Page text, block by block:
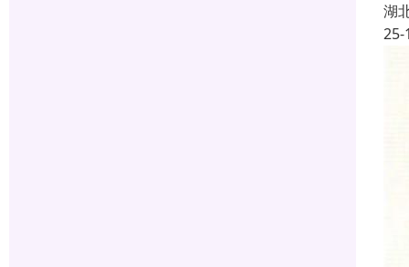
湖
25-